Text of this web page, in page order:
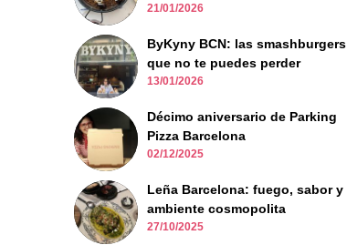
21/01/2026
ByKyny BCN: las smashburgers
que no te puedes perder
13/01/2026
Décimo aniversario de Parking
Pizza Barcelona
02/12/2025
Leña Barcelona: fuego, sabor y
ambiente cosmopolita
27/10/2025